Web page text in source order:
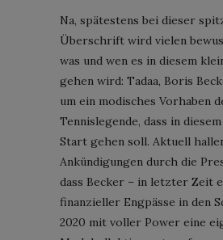
Na, spätestens bei dieser
Überschrift wird vielen
was und wen es in diesem
gehen wird: Tadaa, Boris
um ein modisches Vorhaben
Tennislegende, dass in
Start gehen soll. Aktuell
Ankündigungen durch die
dass Becker – in letzter Zeit
finanzieller Engpässe in den
2020 mit voller Power eine